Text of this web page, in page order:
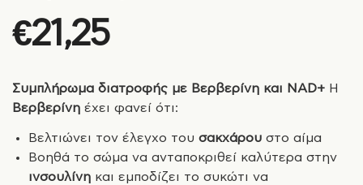
€21,25
Συμπλήρωμα διατροφής με Βερβερίνη και NAD+ Η
Βερβερίνη έχει φανεί ότι:
Βελτιώνει τον έλεγχο του σακχάρου στο αίμα
Βοηθά το σώμα να ανταποκριθεί καλύτερα στην
ινσουλίνη και εμποδίζει το συκώτι να